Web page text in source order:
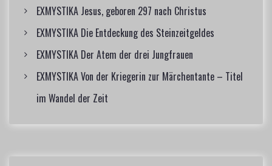
EXMYSTIKA Jesus, geboren 297 nach Christus
EXMYSTIKA Die Entdeckung des Steinzeitgeldes
EXMYSTIKA Der Atem der drei Jungfrauen
EXMYSTIKA Von der Kriegerin zur Märchentante – Titel
im Wandel der Zeit